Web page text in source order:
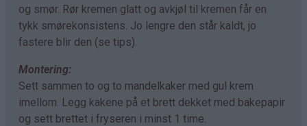
og smør. Rør kremen glatt og avkjøl til kremen får en
tykk smørekonsistens. Jo lengre den står kaldt, jo
fastere blir den (se tips).
Montering:
Sett sammen to og to mandelkaker med gul krem
imellom. Legg kakene på et brett dekket med bakepapir
og sett brettet i fryseren i minst 1 time.